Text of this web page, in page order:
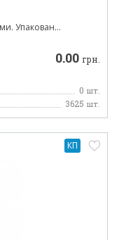
Упакован...
0.00 грн.
0 шт.
3625 шт.
КП